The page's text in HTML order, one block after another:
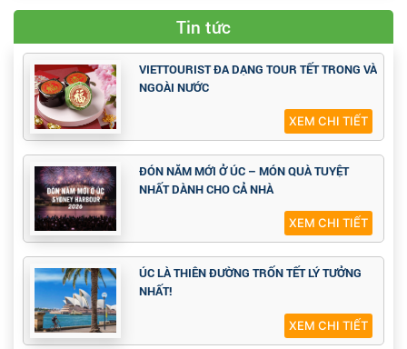
Tin tức
VIETTOURIST ĐA DẠNG TOUR TẾT TRONG VÀ
NGOÀI NƯỚC
XEM CHI TIẾT
ĐÓN NĂM MỚI Ở ÚC – MÓN QUÀ TUYỆT
NHẤT DÀNH CHO CẢ NHÀ
XEM CHI TIẾT
ÚC LÀ THIÊN ĐƯỜNG TRỐN TẾT LÝ TƯỞNG
NHẤT!
XEM CHI TIẾT